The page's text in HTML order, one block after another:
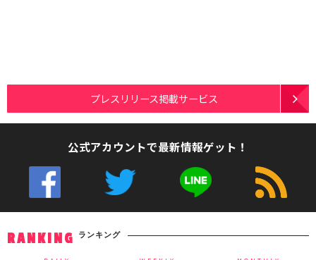
プレスリリース掲載サービス
公式アカウントで最新情報ゲット！
RANKING ランキング